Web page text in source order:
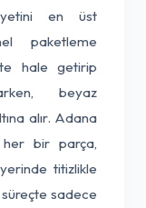
en üst
paketleme
hale getirip
beyaz
alır. Adana
her bir parça,
titizlikle
süreçte sadece